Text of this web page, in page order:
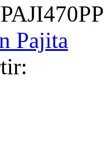
Pajita